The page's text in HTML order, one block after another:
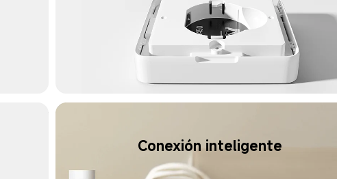
Conexión inteligente